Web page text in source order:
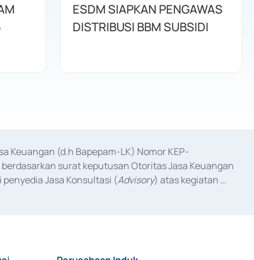
ESDM SIAPKAN PENGAWAS
DISTRIBUSI BBM SUBSIDI
Keuangan (d.h Bapepam-LK) Nomor KEP-
surat keputusan Otoritas Jasa Keuangan
penyedia Jasa Konsultasi (Advisory) atas kegiatan